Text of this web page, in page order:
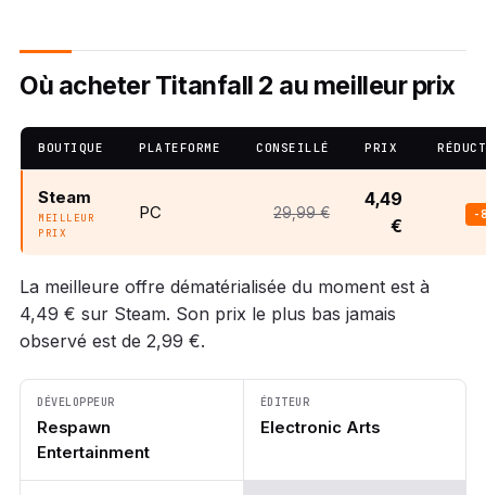
Où acheter Titanfall 2 au meilleur prix
BOUTIQUE PLATEFORME CONSEILLÉ PRIX
Steam
MEILLEUR
PRIX
PC 29,99 €
4,49
€
-
La meilleure offre dématérialisée du moment est à
4,49 € sur Steam. Son prix le plus bas jamais
observé est de 2,99 €.
DÉVELOPPEUR
Respawn
Entertainment
ÉDITEUR
Electronic Arts